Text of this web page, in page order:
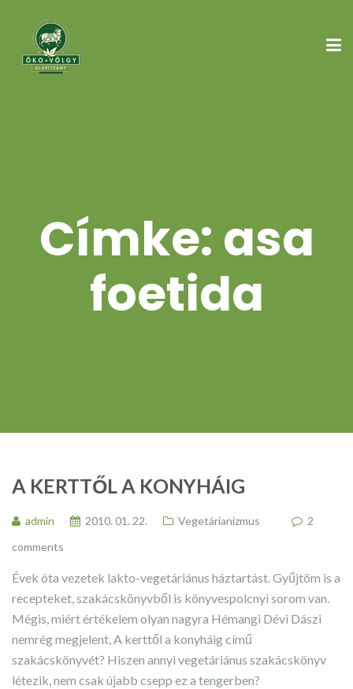
Címke: asa
foetida
A KERTTŐL A KONYHÁIG
admin 2010. 01. 22. Vegetárianizmus
2
comments
Évek óta vezetek lakto-vegetáriánus háztartást. Gyűjtöm is a
recepteket, szakácskönyvből is könyvespolcnyi sorom van.
Mégis, miért értékelem olyan nagyra Hémangi Dévi Dászi
nemrég megjelent, A kerttől a konyháig című
szakácskönyvét? Hiszen annyi vegetáriánus szakácskönyv
létezik, nem csak újabb csepp ez a tengerben?